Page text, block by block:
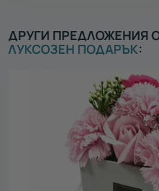
ДРУГИ ПРЕДЛОЖЕНИЯ
ЛУКСОЗЕН ПОДАРЪК: